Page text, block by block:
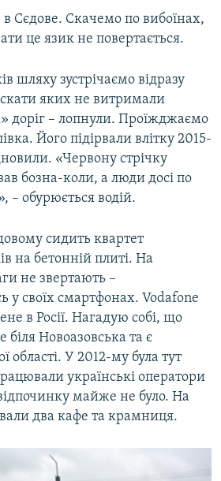
Сєдове. Скачемо по вибоїнах,
це язик не повертається.
шляху зустрічаємо відразу
скати яких не витримали
доріг – лопнули. Проїжджаємо
Його підірвали влітку 2015-
«Червону стрічку
бозна-коли, а люди досі по
– обурюється водій.
сидить квартет
на бетонній плиті. На
не звертають –
у своїх смартфонах. Vodafone
в Росії. Нагадую собі, що
біля Новоазовська та є
області. У 2012-му була тут
українські оператори
майже не було. На
два кафе та крамниця.